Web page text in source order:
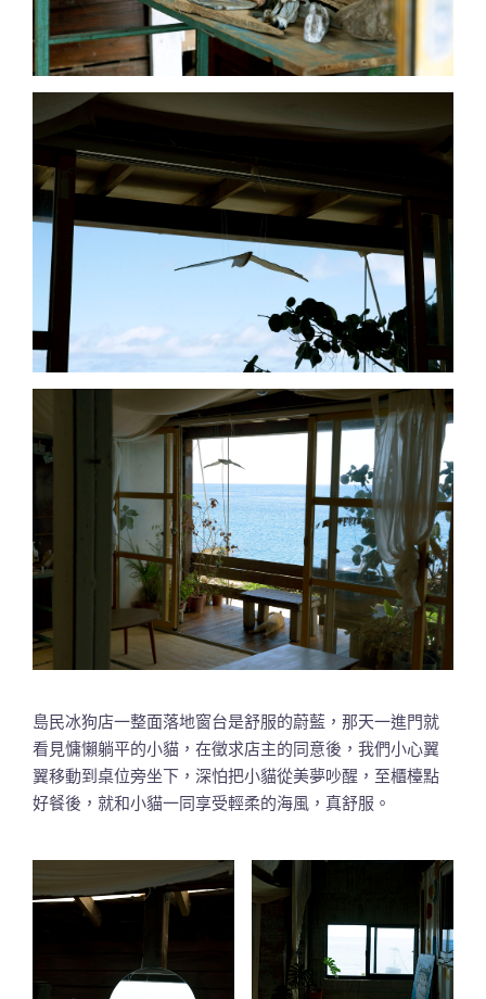
島民冰狗店一整面落地窗台是舒服的蔚藍，那天一進門就
看見慵懶躺平的小貓，在徵求店主的同意後，我們小心翼
翼移動到桌位旁坐下，深怕把小貓從美夢吵醒，至櫃檯點
好餐後，就和小貓一同享受輕柔的海風，真舒服。